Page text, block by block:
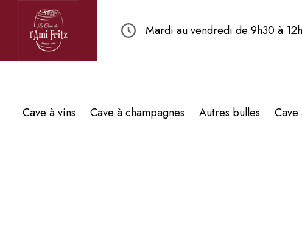
Mardi au vendredi de 9h30 à
Cave à vins Cave à champagnes Autres bulles